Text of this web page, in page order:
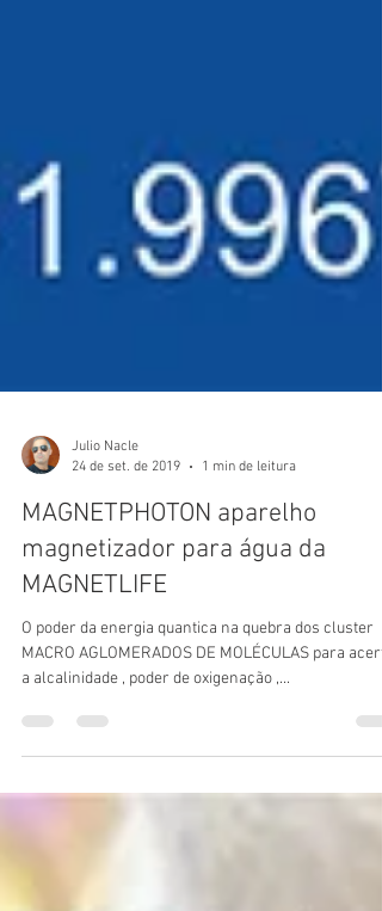
Julio Nacle
24 de set. de 2019
1 min de leitura
MAGNETPHOTON aparelho
MAGNETLIFE
O poder da energia quantica na quebra dos cluster
MACRO AGLOMERADOS DE MOLÉCULAS para acertar